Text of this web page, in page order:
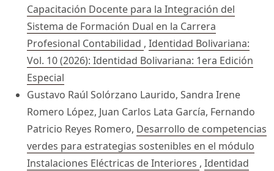
Capacitación Docente para la Integración del
Sistema de Formación Dual en la Carrera
Profesional Contabilidad , Identidad Bolivariana:
Vol. 10 (2026): Identidad Bolivariana: 1era Edición
Especial
Gustavo Raúl Solórzano Laurido, Sandra Irene
Romero López, Juan Carlos Lata García, Fernando
Patricio Reyes Romero, Desarrollo de competencias
verdes para estrategias sostenibles en el módulo
Instalaciones Eléctricas de Interiores , Identidad